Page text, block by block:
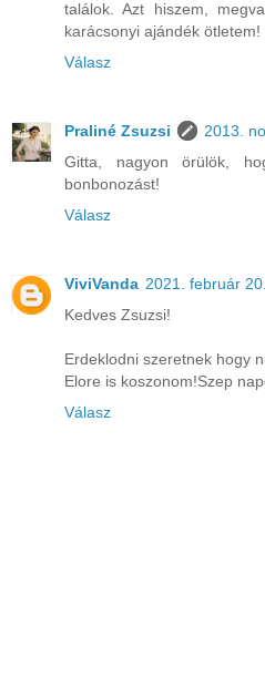
találok. Azt hiszem,
karácsonyi ajándék ötletem!
Válasz
Praliné Zsuzsi
2013.
Gitta, nagyon örülök,
bonbonozást!
Válasz
ViviVanda 2021. február
Kedves Zsuzsi!
Erdeklodni szeretnek hogy
Elore is koszonom!Szep
Válasz